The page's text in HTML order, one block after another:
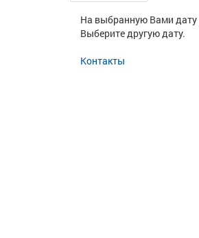
На выбранную Вами дату
Выберите другую дату.
Контакты